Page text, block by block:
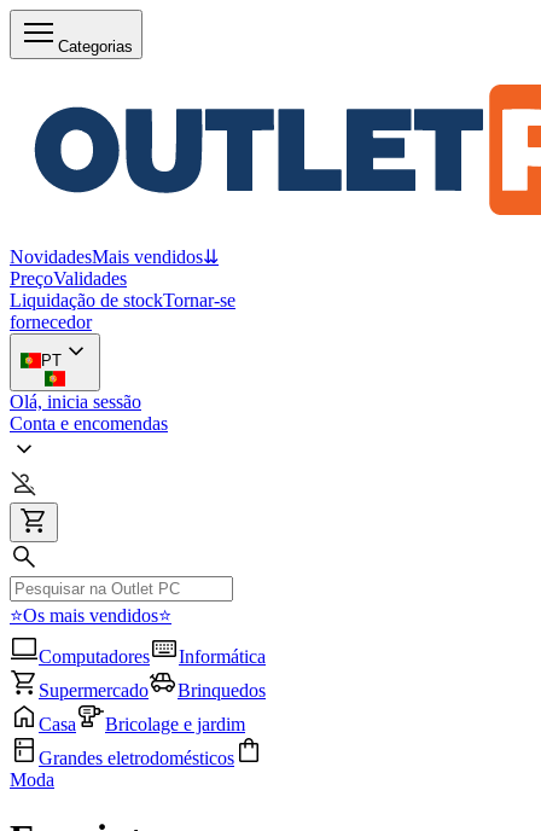
Categorias
NovidadesMais vendidos⇊
PreçoValidades
Liquidação de stockTornar-se
fornecedor
PT
Olá, inicia sessão
Conta e encomendas
⭐Os mais vendidos⭐
Computadores
Informática
Supermercado
Brinquedos
Casa
Bricolage e jardim
Grandes eletrodomésticos
Moda